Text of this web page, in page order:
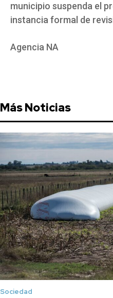
municipio suspenda el
instancia formal de
Agencia NA
Más Noticias
Sociedad